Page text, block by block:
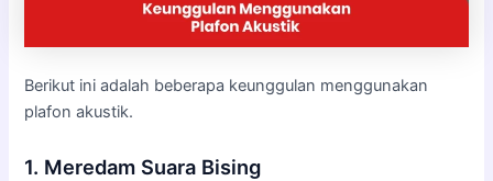
Berikut ini adalah beberapa keunggulan menggunakan
plafon akustik.
1. Meredam Suara Bising